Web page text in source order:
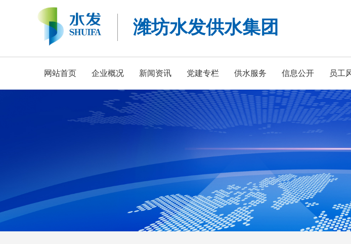
潍坊水发供水集团
网站首页 企业概况 新闻资讯 党建专栏 供水服务 信息公开 员工